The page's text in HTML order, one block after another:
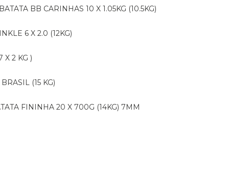
BATATA BB CARINHAS 10 X 1.05KG (10.5KG)
6 X 2.0 (12KG)
X 2 KG )
(15 KG)
FININHA 20 X 700G (14KG) 7MM